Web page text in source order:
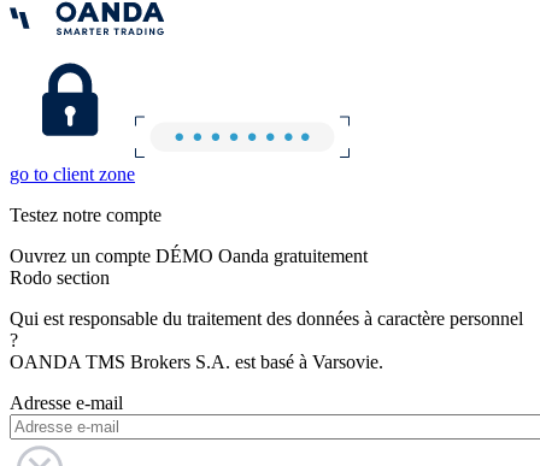
go to client zone
Testez notre compte
Ouvrez un compte DÉMO Oanda gratuitement
Rodo section
Qui est responsable du traitement des données à caractère personnel
?
OANDA TMS Brokers S.A. est basé à Varsovie.
Adresse e-mail